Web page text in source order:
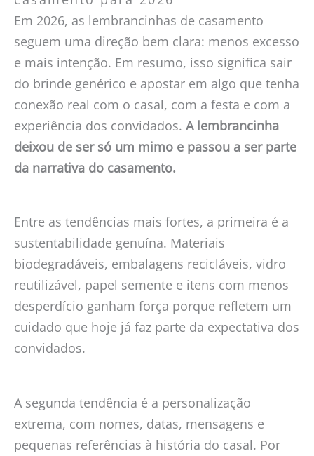
Quando a lembrança faz sentido para o convidado,
Em 2026, as lembrancinhas de casamento
seguem uma direção bem clara: menos excesso
e mais intenção. Em resumo, isso significa sair
do brinde genérico e apostar em algo que tenha
conexão real com o casal, com a festa e com a
experiência dos convidados. A lembrancinha
deixou de ser só um mimo e passou a ser parte
da narrativa do casamento.
Entre as tendências mais fortes, a primeira é a
sustentabilidade genuína. Materiais
biodegradáveis, embalagens recicláveis, vidro
reutilizável, papel semente e itens com menos
desperdício ganham força porque refletem um
cuidado que hoje já faz parte da expectativa dos
convidados.
A segunda tendência é a personalização
extrema, com nomes, datas, mensagens e
pequenas referências à história do casal. Por